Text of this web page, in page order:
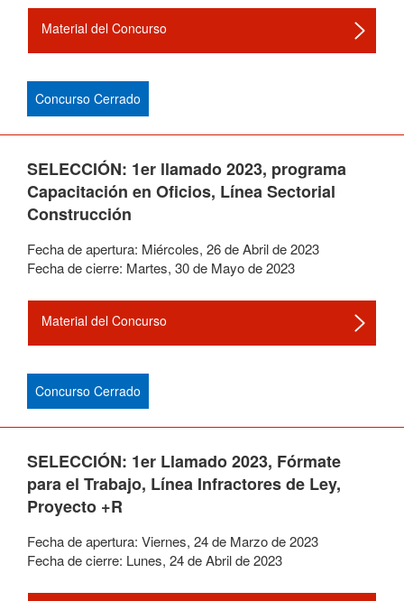
Material del Concurso
Concurso Cerrado
SELECCIÓN: 1er llamado 2023, programa
Capacitación en Oficios, Línea Sectorial
Construcción
Fecha de apertura: Miércoles, 26deAbrilde2023
Fecha de cierre: Martes, 30de Mayode2023
Material del Concurso
Concurso Cerrado
SELECCIÓN: 1er Llamado 2023, Fórmate
para el Trabajo, Línea Infractores de Ley,
Proyecto +R
Fecha de apertura: Viernes, 24de Marzode2023
Fecha de cierre: Lunes, 24deAbrilde2023